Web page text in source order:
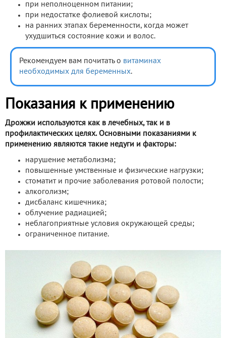
при неполноценном питании;
при недостатке фолиевой кислоты;
на ранних этапах беременности, когда может
ухудшиться состояние кожи и волос.
Рекомендуем вам почитать о витаминах
необходимых для беременных.
Показания к применению
Дрожжи используются как в лечебных, так и в
профилактических целях. Основными показаниями к
применению являются такие недуги и факторы:
нарушение метаболизма;
повышенные умственные и физические нагрузки;
стоматит и прочие заболевания ротовой полости;
алкоголизм;
дисбаланс кишечника;
облучение радиацией;
неблагоприятные условия окружающей среды;
ограниченное питание.